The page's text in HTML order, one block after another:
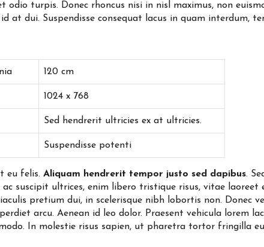
odio turpis. Donec rhoncus nisi in nisl maximus, non
at dui. Suspendisse consequat lacus in quam interdum,
120 cm
1024 x 768
Sed hendrerit ultricies ex at ultricies.
Suspendisse potenti
eu felis.Aliquam hendrerit tempor justo sed dapibus.
suscipit ultrices, enim libero tristique risus, vitae
pretium dui, in scelerisque nibh lobortis non. Donec
arcu. Aenean id leo dolor. Praesent vehicula lorem
In molestie risus sapien, ut pharetra tortor fringilla